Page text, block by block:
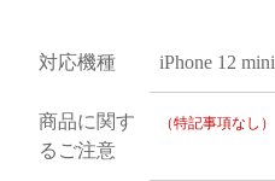
対応機種 iPhone 12 mini
商品に関す
るご注意
（特記事項なし）